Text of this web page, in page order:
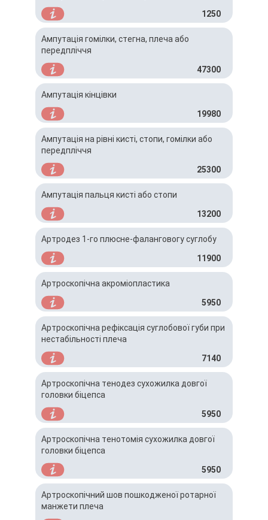
1250
Ампутація гомілки, стегна, плеча або
передпліччя
47300
Ампутація кінцівки
19980
Ампутація на рівні кисті, стопи, гомілки або
передпліччя
25300
Ампутація пальця кисті або стопи
13200
Артродез 1-го плюсне-фаланговогу суглобу
11900
Артроскопічна акроміопластика
5950
Артроскопічна рефіксація суглобової губи при
нестабільності плеча
7140
Артроскопічна тенодез сухожилка довгої
головки біцепса
5950
Артроскопічна тенотомія сухожилка довгої
головки біцепса
5950
Артроскопічний шов пошкодженої ротарної
манжети плеча